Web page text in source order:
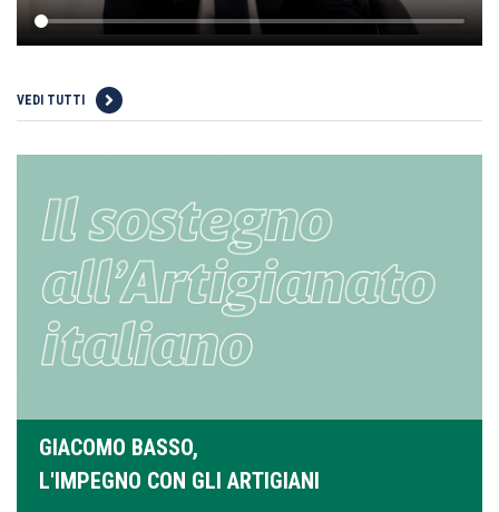
VEDI TUTTI
GIACOMO BASSO,
L'IMPEGNO CON GLI ARTIGIANI